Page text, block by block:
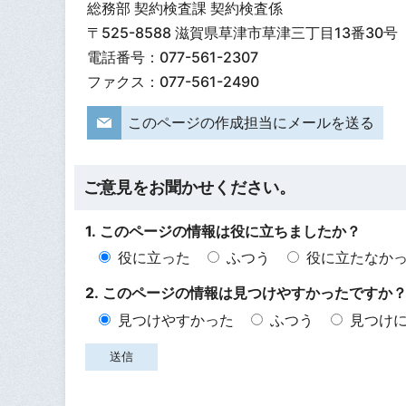
総務部 契約検査課 契約検査係
〒525-8588 滋賀県草津市草津三丁目13番30号
電話番号：077-561-2307
ファクス：077-561-2490
このページの作成担当にメールを送る
ご意見をお聞かせください。
1. このページの情報は役に立ちましたか？
役に立った
ふつう
役に立たなか
2. このページの情報は見つけやすかったですか？
見つけやすかった
ふつう 見つけ